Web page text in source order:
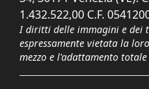
1.432.522,00 C.F.
I diritti delle immagini e dei
espressamente vietata la
mezzo e l'adattamento